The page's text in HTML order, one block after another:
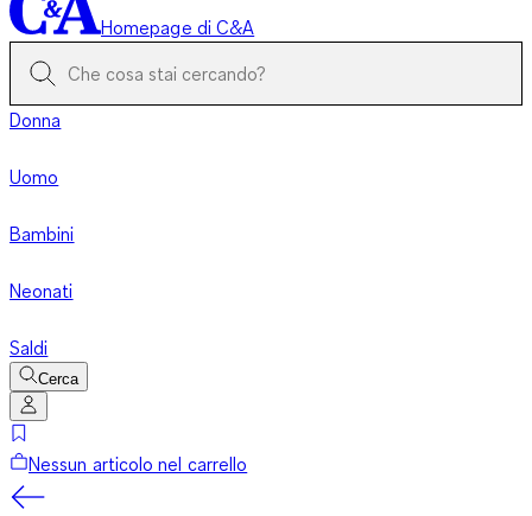
Homepage di C&A
Donna
Uomo
Bambini
Neonati
Saldi
Cerca
Nessun articolo nel carrello